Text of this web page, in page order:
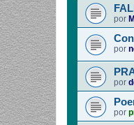
por
por
por
por